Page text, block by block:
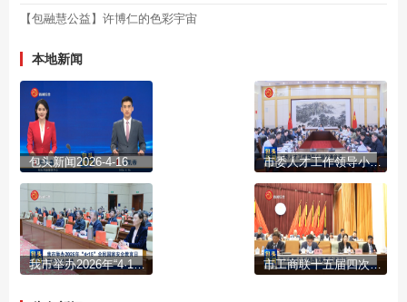
【包融慧公益】许博仁的色彩宇宙
本地新闻
包头新闻2026-4-16 市委人才工作领导小组召开会议
我市举办2026年“4·15”全民国家安全教育日集中宣传活动 市工商联十五届四次执委会议召开